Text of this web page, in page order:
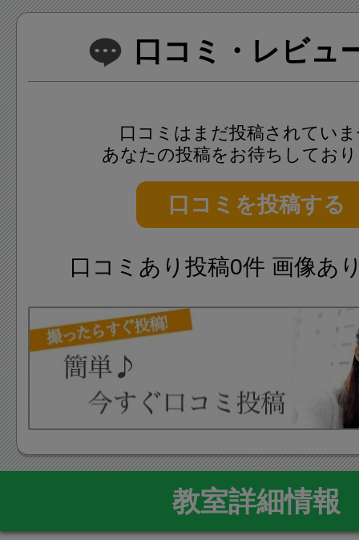
口コミ・レビュ
口コミはまだ投稿されてい
あなたの投稿をお待ちしてお
口コミを投稿する
口コミあり投稿0件 画像あ
教室詳細情報